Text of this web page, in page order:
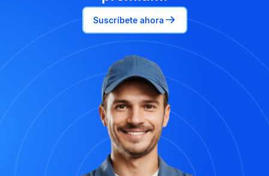
Suscríbete ahora